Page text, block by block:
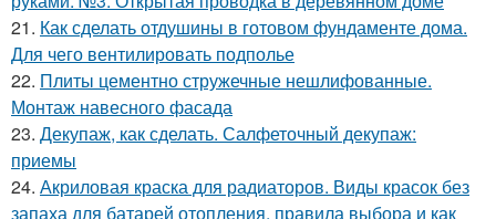
21. Как сделать отдушины в готовом фундаменте дома.
Для чего вентилировать подполье
22. Плиты цементно стружечные нешлифованные.
Монтаж навесного фасада
23. Декупаж, как сделать. Салфеточный декупаж:
приемы
24. Акриловая краска для радиаторов. Виды красок без
запаха для батарей отопления, правила выбора и как